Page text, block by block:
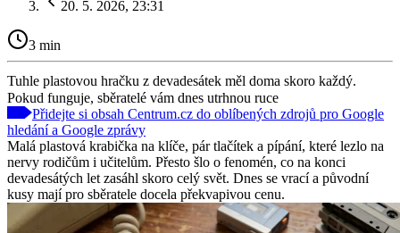
20. 5. 2026, 23:31
3 min
Tuhle plastovou hračku z devadesátek měl doma skoro každý.
Pokud funguje, sběratelé vám dnes utrhnou ruce
Přidejte si obsah Centrum.cz do oblíbených zdrojů pro Google
hledání a Google zprávy
Malá plastová krabička na klíče, pár tlačítek a pípání, které lezlo na
nervy rodičům i učitelům. Přesto šlo o fenomén, co na konci
devadesátých let zasáhl skoro celý svět. Dnes se vrací a původní
kusy mají pro sběratele docela překvapivou cenu.